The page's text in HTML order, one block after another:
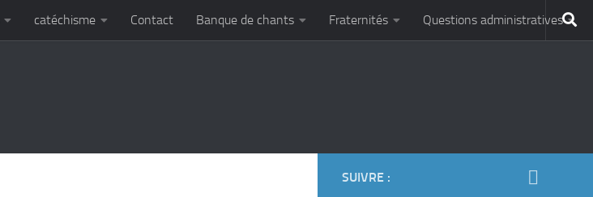
catéchisme Contact Banque de chants Fraternités Questions administratives
SUIVRE :